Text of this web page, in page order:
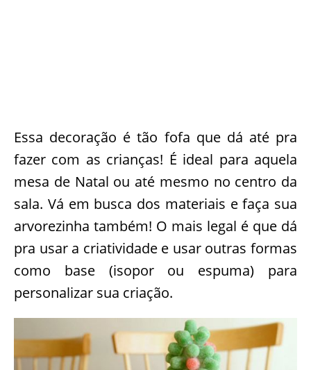
Essa decoração é tão fofa que dá até pra
fazer com as crianças! É ideal para aquela
mesa de Natal ou até mesmo no centro da
sala. Vá em busca dos materiais e faça sua
arvorezinha também! O mais legal é que dá
pra usar a criatividade e usar outras formas
como base (isopor ou espuma) para
personalizar sua criação.